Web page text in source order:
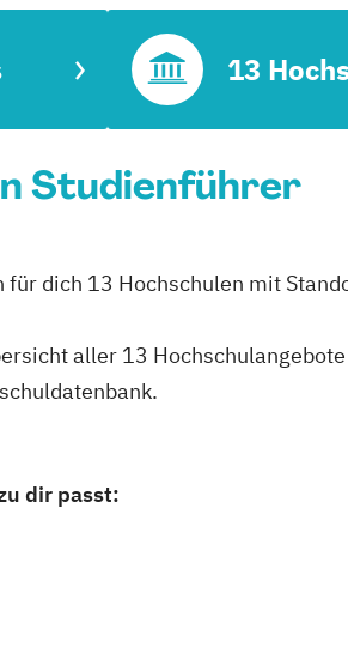
13
Studienführer
dich 13 Hochschulen mit
aller 13
dir passt: